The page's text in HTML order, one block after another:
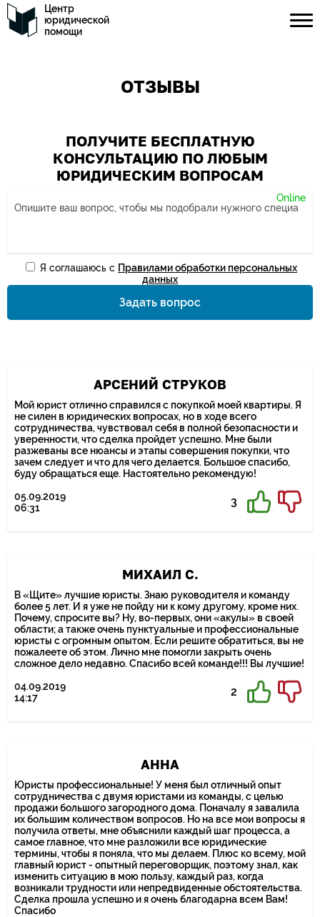
Центр
юридической
помощи
ОТЗЫВЫ
ПОЛУЧИТЕ БЕСПЛАТНУЮ
КОНСУЛЬТАЦИЮ ПО ЛЮБЫМ
ЮРИДИЧЕСКИМ ВОПРОСАМ
Номер телефона*
Я соглашаюсь с Правилами обработки персональных
данных
Задать вопрос
АРСЕНИЙ СТРУКОВ
Мой юрист отлично справился с покупкой моей квартиры. Я
не силен в юридических вопросах, но в ходе всего
сотрудничества, чувствовал себя в полной безопасности и
уверенности, что сделка пройдет успешно. Мне были
разжеваны все нюансы и этапы совершения покупки, что
зачем следует и что для чего делается. Большое спасибо,
буду обращаться еще. Настоятельно рекомендую!
05.09.2019
06:31
3
МИХАИЛ С.
В «Щите» лучшие юристы. Знаю руководителя и команду
более 5 лет. И я уже не пойду ни к кому другому, кроме них.
Почему, спросите вы? Ну, во-первых, они «акулы» в своей
области; а также очень пунктуальные и профессиональные
юристы с огромным опытом. Если решите обратиться, вы не
пожалеете об этом. Лично мне помогли закрыть очень
сложное дело недавно. Спасибо всей команде!!! Вы лучшие!
04.09.2019
14:17
2
АННА
Юристы профессиональные! У меня был отличный опыт
сотрудничества с двумя юристами из команды, с целью
продажи большого загородного дома. Поначалу я завалила
их большим количеством вопросов. Но на все мои вопросы я
получила ответы, мне объяснили каждый шаг процесса, а
самое главное, что мне разложили все юридические
термины, чтобы я поняла, что мы делаем. Плюс ко всему, мой
главный юрист - опытный переговорщик, поэтому знал, как
изменить ситуацию в мою пользу, каждый раз, когда
возникали трудности или непредвиденные обстоятельства.
Сделка прошла успешно и я очень благодарна всем Вам!
Спасибо